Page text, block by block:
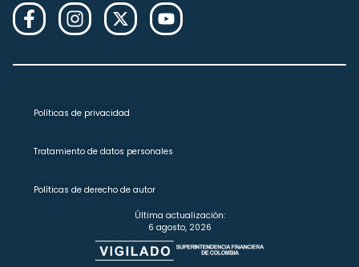
Políticas de privacidad
Tratamiento de datos personales
Políticas de derecho de autor
Última actualización:
6 agosto, 2026